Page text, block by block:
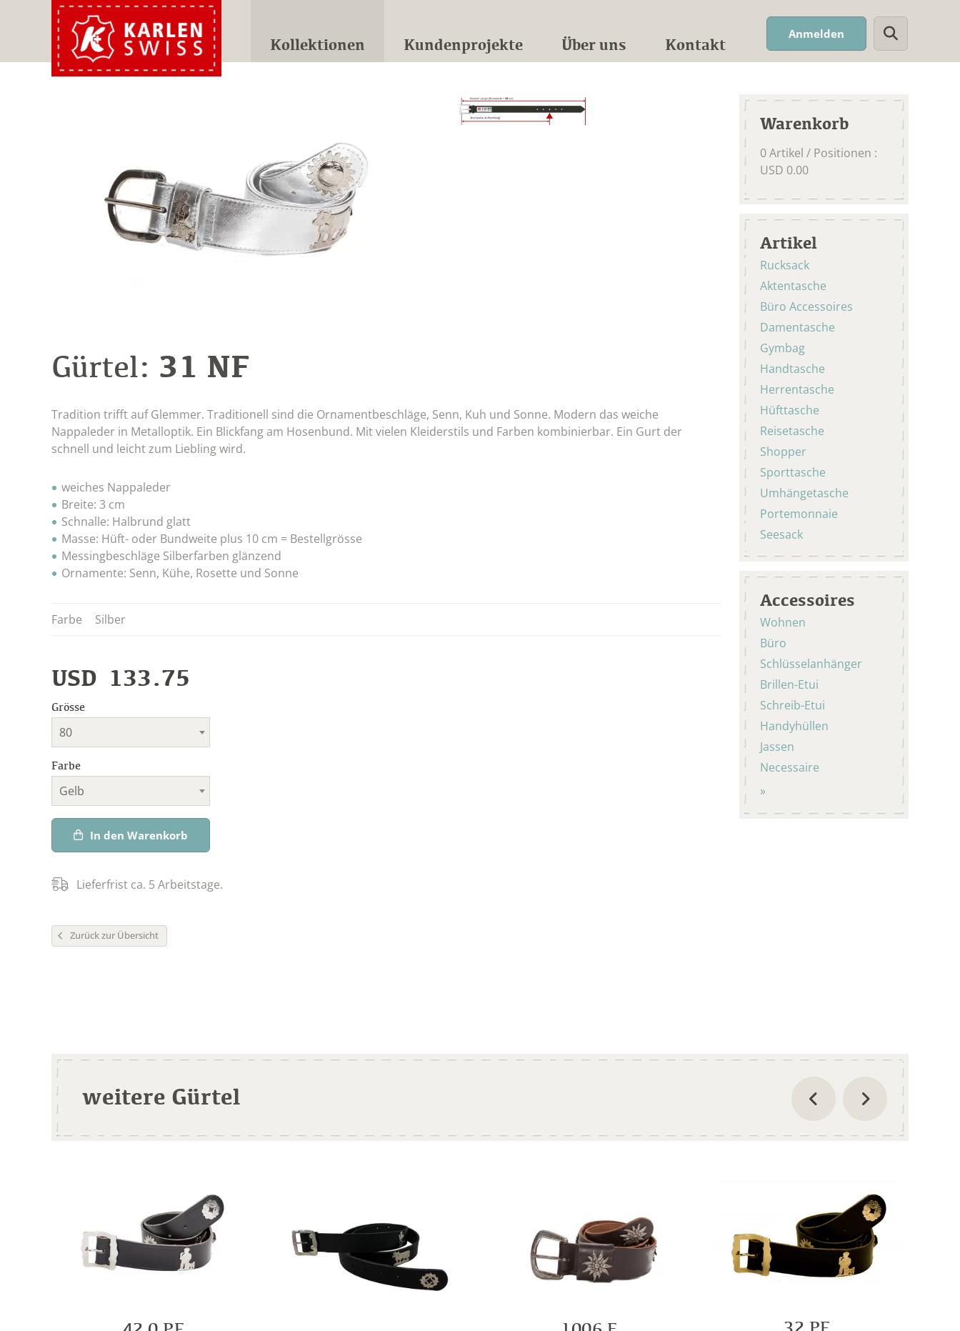
Kollektionen Kundenprojekte Über uns Kontakt
Anmelden Suchwort
Warenkorb
0Artikel / Positionen :
USD 0.00
Artikel
Rucksack
Aktentasche
Büro Accessoires
Damentasche
Gymbag
Handtasche
Herrentasche
Hüfttasche
Reisetasche
Shopper
Sporttasche
Umhängetasche
Portemonnaie
Seesack
Accessoires
Wohnen
Büro
Schlüsselanhänger
Brillen-Etui
Schreib-Etui
Handyhüllen
Jassen
Necessaire
Gürtel: 31 NF
Tradition trifft auf Glemmer. Traditionell sind die Ornamentbeschläge, Senn, Kuh und Sonne. Modern das weiche
Nappaleder in Metalloptik. Ein Blickfang am Hosenbund. Mit vielen Kleiderstils und Farben kombinierbar. Ein Gurt der
schnell und leicht zum Liebling wird.
weiches Nappaleder
Breite: 3 cm
Schnalle: Halbrund glatt
Masse: Hüft- oder Bundweite plus 10 cm = Bestellgrösse
Messingbeschläge Silberfarben glänzend
Ornamente: Senn, Kühe, Rosette und Sonne
Farbe Silber
USD 133.75
Grösse
80
Farbe
Gelb
In den Warenkorb
Lieferfrist ca. 5 Arbeitstage.
Zurück zur Übersicht
weitere Gürtel
32 PF